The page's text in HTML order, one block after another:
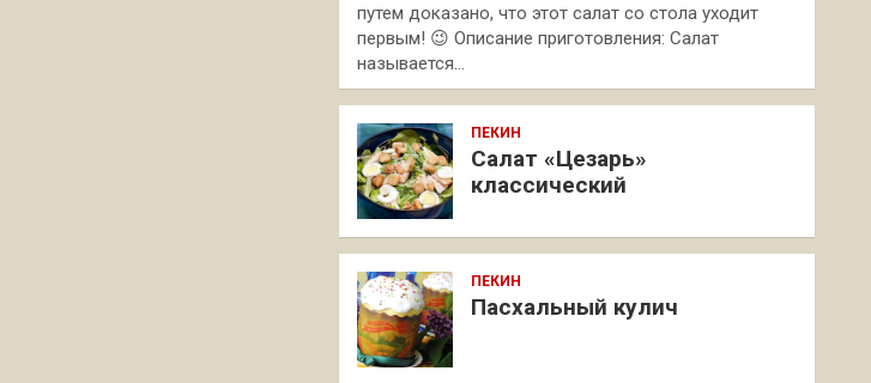
путем доказано, что этот салат со стола уходит
первым! 😉 Описание приготовления: Салат
называется…
ПЕКИН
Салат «Цезарь»
классический
ПЕКИН
Пасхальный кулич